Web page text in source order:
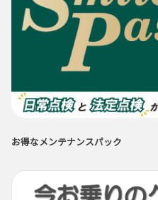
お得なメンテナンスパック